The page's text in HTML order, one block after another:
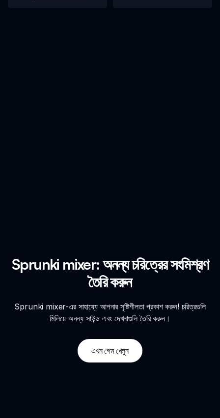
Sprunki mixer: অনন্য চরিত্রের সংমিশ্রণ
তৈরি করুন
Sprunki mixer-এর সাহায্যে আপনার সৃষ্টিশীলতা প্রকাশ করুন! চরিত্রগুলি
মিলিয়ে অনন্য সাউন্ড এবং দেখনাগুলি তৈরি করুন।
এখন গেম খেলুন